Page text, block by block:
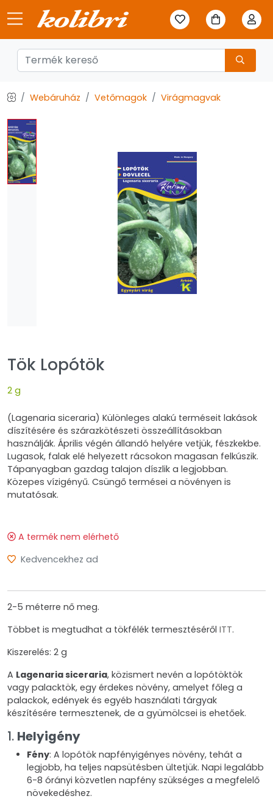
Webáruház Vetőmagok Virágmagvak
Tök Lopótök
2 g
(Lagenaria siceraria) Különleges alakú terméseit lakások
díszítésére és szárazkötészeti összeállításokban
használják. Április végén állandó helyére vetjük, fészkekbe.
Lugasok, falak elé helyezett rácsokon magasan felkúszik.
Tápanyagban gazdag talajon díszlik a legjobban.
Közepes vízigényű. Csüngő termései a növényen is
mutatósak.
A termék nem elérhető
Kedvencekhez ad
2-5 méterre nő meg.
Többet is megtudhat a tökfélék termesztéséről ITT.
Kiszerelés: 2 g
A Lagenaria siceraria, közismert nevén a lopótöktök
vagy palacktök, egy érdekes növény, amelyet főleg a
palackok, edények és egyéb használati tárgyak
készítésére termesztenek, de a gyümölcsei is ehetőek.
1. Helyigény
Fény: A lopótök napfényigényes növény, tehát a
legjobb, ha teljes napsütésben ültetjük. Napi legalább
6-8 órányi közvetlen napfény szükséges a megfelelő
növekedéshez.